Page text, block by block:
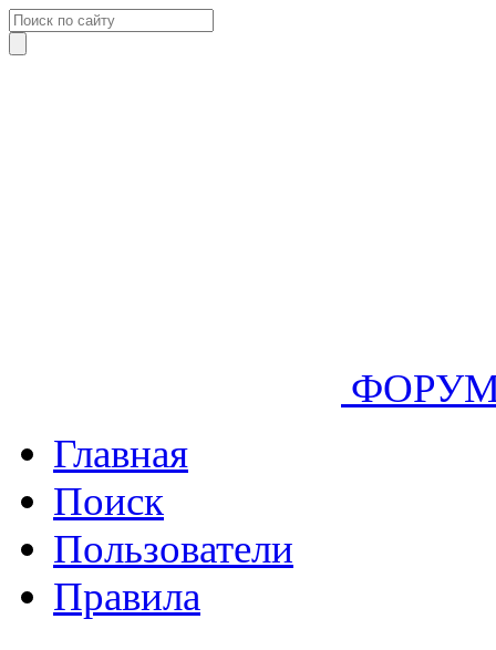
Главная
Поиск
Пользователи
Правила